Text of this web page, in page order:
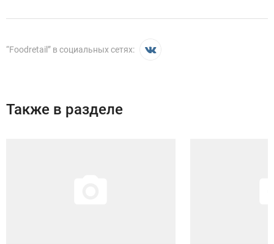
“Foodretail” в социальных сетях:
Также в разделе